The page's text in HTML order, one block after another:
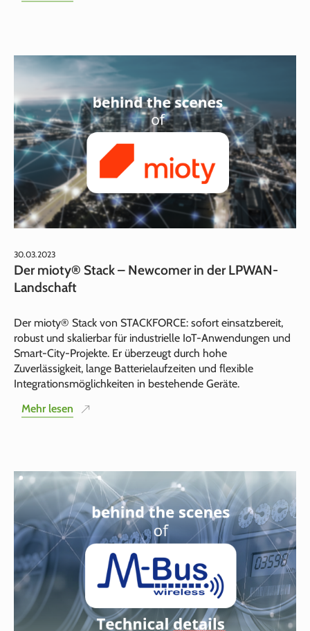
30.03.2023
Der mioty® Stack – Newcomer in der LPWAN-
Landschaft
Der mioty® Stack von STACKFORCE: sofort einsatzbereit,
robust und skalierbar für industrielle IoT-Anwendungen und
Smart-City-Projekte. Er überzeugt durch hohe
Zuverlässigkeit, lange Batterielaufzeiten und flexible
Integrationsmöglichkeiten in bestehende Geräte.
Mehr lesen